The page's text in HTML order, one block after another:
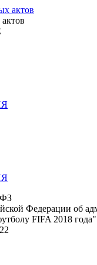
ФЗ
Федерации об
FIFA 2018 года"